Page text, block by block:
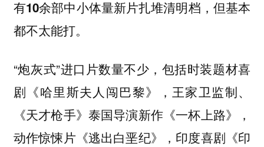
有10余部中小体量新片扎堆清明档，但基本
都不太能打。
“炮灰式”进口片数量不少，包括时装题材喜
剧《哈里斯夫人闯巴黎》，王家卫监制、
《天才枪手》泰国导演新作《一杯上路》，
动作惊悚片《逃出白垩纪》，印度喜剧《印